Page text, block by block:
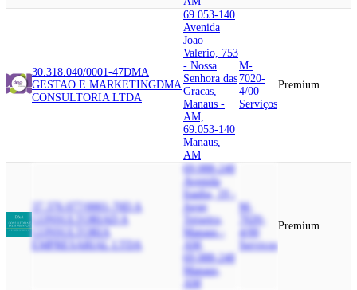
30.318.040/0001-47DMA
GESTAO E MARKETINGDMA
CONSULTORIA LTDA
69.053-140
Avenida
Joao
Valerio, 753
- Nossa
Senhora das
Gracas,
Manaus -
AM,
69.053-140
Manaus,
AM
M-
7020-
4/00
Serviços
Premium
37.376.077/0001-70D A
CONSULTORIAD A
CONSULTORIA
EMPRESARIAL LTDA
69.088-240
Avenida
Itauba, 19 -
Jorge
Teixeira,
Manaus -
AM,
69.088-240
Manaus,
AM
M-
7020-
4/00
Serviços
Premium